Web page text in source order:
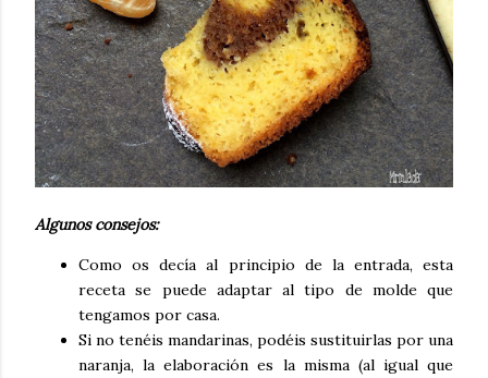
Algunos consejos:
Como os decía al principio de la entrada, esta
receta se puede adaptar al tipo de molde que
tengamos por casa.
Si no tenéis mandarinas, podéis sustituirlas por una
naranja, la elaboración es la misma (al igual que